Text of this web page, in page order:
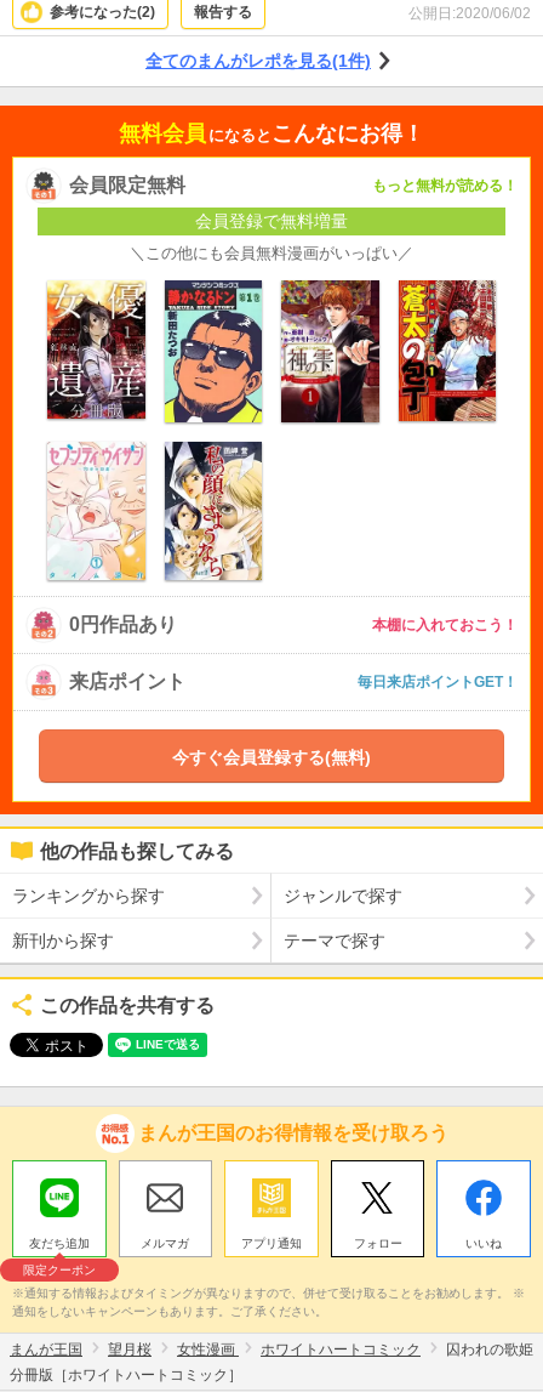
参考になった(2) 報告する 公開日:2020/06/02
全てのまんがレポを見る(1件)
無料会員 になると こんなにお得！
会員限定無料 もっと無料が読める！
会員登録で無料増量
＼この他にも会員無料漫画がいっぱい／
0円作品あり 本棚に入れておこう！
来店ポイント 毎日来店ポイントGET！
今すぐ会員登録する(無料)
他の作品も探してみる
ランキングから探す ジャンルで探す
新刊から探す テーマで探す
この作品を共有する
まんが王国のお得情報を受け取ろう
友だち追加
限定クーポン
メルマガ アプリ通知 フォロー いいね
※通知する情報およびタイミングが異なりますので、併せて受け取ることをお勧めします。 ※
通知をしないキャンペーンもあります。ご了承ください。
まんが王国 望月桜 女性漫画 ホワイトハートコミック
囚われの歌姫
分冊版［ホワイトハートコミック］